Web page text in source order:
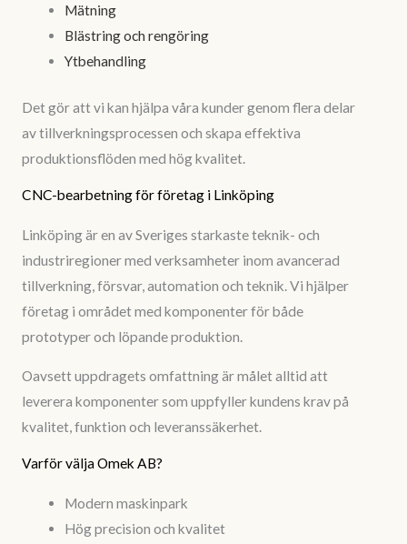
Mätning
Blästring och rengöring
Ytbehandling
Det gör att vi kan hjälpa våra kunder genom flera delar
av tillverkningsprocessen och skapa effektiva
produktionsflöden med hög kvalitet.
CNC-bearbetning för företag i Linköping
Linköping är en av Sveriges starkaste teknik- och
industriregioner med verksamheter inom avancerad
tillverkning, försvar, automation och teknik. Vi hjälper
företag i området med komponenter för både
prototyper och löpande produktion.
Oavsett uppdragets omfattning är målet alltid att
leverera komponenter som uppfyller kundens krav på
kvalitet, funktion och leveranssäkerhet.
Varför välja Omek AB?
Modern maskinpark
Hög precision och kvalitet